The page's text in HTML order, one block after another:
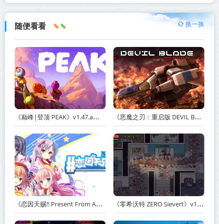
随便看看 换一换
《巅峰|登顶 PEAK》v1.47.a【单机+联机】丨中文版网盘下载 《恶魔之刃：重启版 DEVIL BLADE REBOOT》v1.2.4-免安装中文版丨中文版网盘下载
《恋因天赐!! Present From Angel Template!! An Angel's Gift》Build.23930554-免安装中文版丨中文版网盘下载 《零希沃特 ZERO Sievert》v1.2.59-免安装中文版丨中文版网盘下载